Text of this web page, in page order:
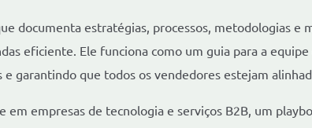
documenta estratégias, processos, metodologias e
eficiente. Ele funciona como um guia para a equipe
garantindo que todos os vendedores estejam
em empresas de tecnologia e serviços B2B, um